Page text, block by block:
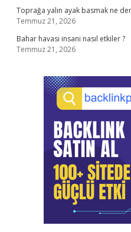
Toprağa yalın ayak basmak ne
Temmuz 21, 2026
Bahar havası insanı nasıl etkiler ?
Temmuz 21, 2026